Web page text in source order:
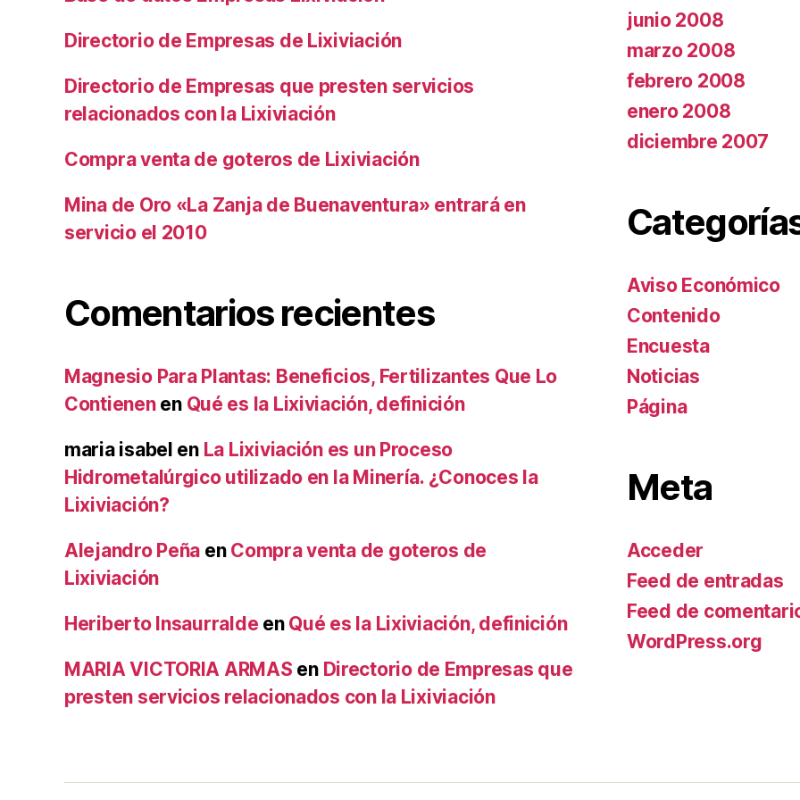
Directorio de Empresas de Lixiviación
Directorio de Empresas que presten servicios
relacionados con la Lixiviación
Compra venta de goteros de Lixiviación
Mina de Oro «La Zanja de Buenaventura» entrará en
servicio el 2010
Comentarios recientes
Magnesio Para Plantas: Beneficios, Fertilizantes Que Lo
Contienenen Qué es la Lixiviación, definición
maria isabel en La Lixiviación es un Proceso
Hidrometalúrgico utilizado en la Minería. ¿Conoces la
Lixiviación?
Alejandro Peña en Compra venta de goteros de
Lixiviación
Heriberto Insaurralde en Qué es la Lixiviación, definición
MARIA VICTORIA ARMAS en Directorio de Empresas que
presten servicios relacionados con la Lixiviación
junio 2008
marzo 2008
febrero 2008
enero 2008
diciembre 2007
Aviso Económico
Contenido
Encuesta
Noticias
Página
Meta
Acceder
Feed de entradas
Feed de
WordPress.org